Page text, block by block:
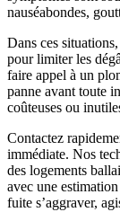
nauséabondes,
Dans ces
pour limiter les
faire appel à un
panne avant toute
coûteuses ou
Contactez
immédiate. Nos
des logements
avec une
fuite s’aggraver,